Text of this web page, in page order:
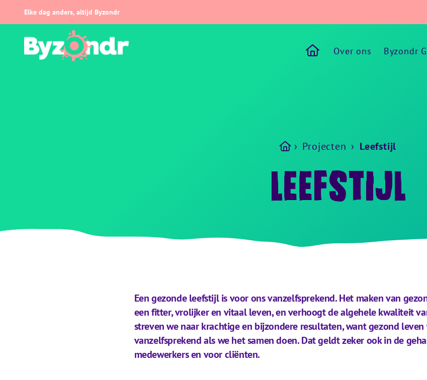
Elke dag anders, altijd Byzondr
Naar de homepagina
Over ons Byzondr
LEEFSTIJL
› Projecten › Leefstijl
Een gezonde leefstijl is voor ons vanzelfsprekend. Het maken van
een fitter, vrolijker en vitaal leven, en verhoogt de algehele kwaliteit
streven we naar krachtige en bijzondere resultaten, want gezond
vanzelfsprekend als we het samen doen. Dat geldt zeker ook in de
medewerkers en voor cliënten.